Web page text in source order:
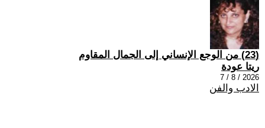
(23) من الوجع الإنساني إلى الجمال المقاوم
ريتا عودة
2026 / 8 / 7
الادب والفن